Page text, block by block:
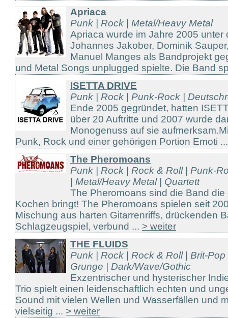
Apriaca
Punk | Rock | Metal/Heavy Metal
Apriaca wurde im Jahre 2005 unter
Johannes Jakober, Dominik
Manuel Manges als Bandprojekt
und Metal Songs unplugged spielte. Die Band
ISETTA DRIVE
Punk | Rock | Punk-Rock |
Ende 2005 gegründet, hatten
über 20 Auftritte und 2007 wurde
Monogenuss auf sie
Punk, Rock und einer gehörigen Portion Emoti
The Pheromoans
Punk | Rock | Rock & Roll | Punk-
| Metal/Heavy Metal | Quartett
The Pheromoans sind die Band
Kochen bringt! The Pheromoans spielen seit
Mischung aus harten Gitarrenriffs, drückenden
Schlagzeugspiel, verbund ... > weiter
THE FLUIDS
Punk | Rock | Rock & Roll | Brit-
Grunge | Dark/Wave/Gothic
Exzentrischer und hysterischer
Trio spielt einen leidenschaftlich echten und
Sound mit vielen Wellen und Wasserfällen und
vielseitig ... > weiter